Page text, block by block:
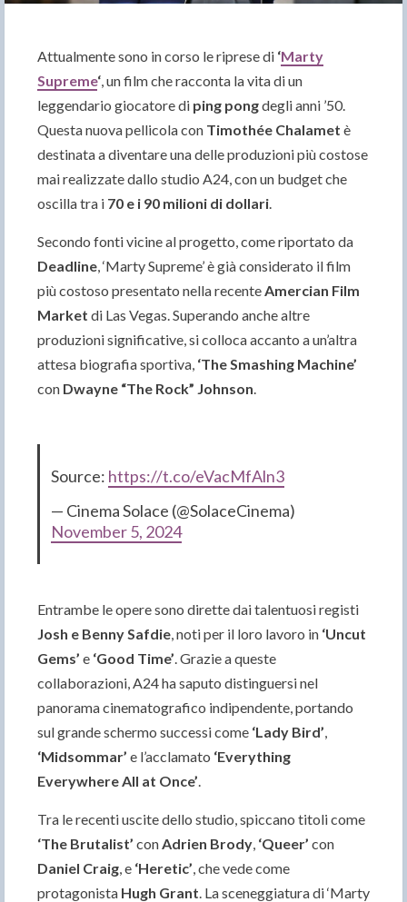
Attualmente sono in corso le riprese di ‘Marty
Supreme‘, un film che racconta la vita di un
leggendario giocatore di ping pongdegli anni ’50.
Questa nuova pellicola con Timothée Chalamet è
destinata a diventare una delle produzioni più costose
mai realizzate dallo studio A24, con un budget che
oscilla tra i 70 e i 90 milioni di dollari.
Secondo fonti vicine al progetto, come riportato da
Deadline, ‘Marty Supreme’ è già considerato il film
più costoso presentato nella recenteAmercian Film
Market di Las Vegas. Superando anche altre
produzioni significative, si colloca accanto a un’altra
attesa biografia sportiva, ‘The Smashing Machine’
con Dwayne “The Rock” Johnson.
Source: https://t.co/eVacMfAln3
— Cinema Solace (@SolaceCinema)
November 5, 2024
Entrambe le opere sono dirette dai talentuosi registi
Josh e Benny Safdie, noti per il loro lavoro in ‘Uncut
Gems’ e ‘Good Time’. Grazie a queste
collaborazioni, A24 ha saputo distinguersi nel
panorama cinematografico indipendente, portando
sul grande schermo successi come ‘Lady Bird’,
‘Midsommar’ e l’acclamato ‘Everything
Everywhere All at Once’.
Tra le recenti uscite dello studio, spiccano titoli come
‘The Brutalist’ conAdrien Brody, ‘Queer’ con
Daniel Craig, e ‘Heretic’, che vede come
protagonista Hugh Grant. La sceneggiatura di ‘Marty